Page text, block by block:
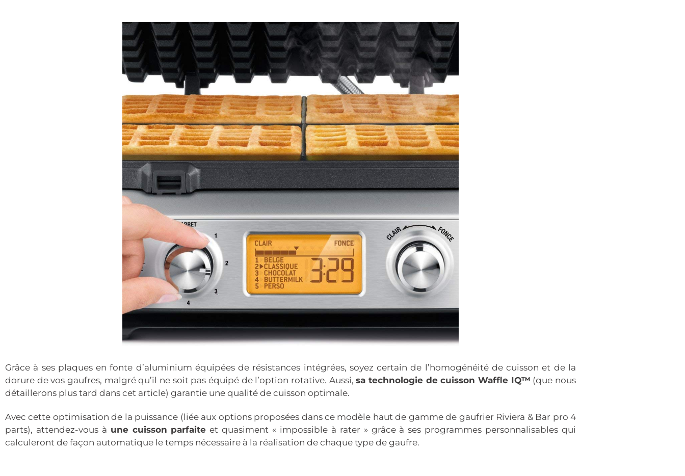
Grâce à ses plaques en fonte d’aluminium équipées de résistances intégrées, soyez certain de l’homogénéité de cuisson et de la
dorure de vos gaufres, malgré qu’il ne soit pas équipé de l’option rotative. Aussi,sa technologie de cuisson Waffle IQ™ (que nous
détaillerons plus tard dans cet article) garantie une qualité de cuisson optimale.
Avec cette optimisation de la puissance (liée aux options proposées dans ce modèle haut de gamme de gaufrier Riviera & Bar pro 4
parts), attendez-vous à une cuisson parfaite et quasiment « impossible à rater » grâce à ses programmes personnalisables qui
calculeront de façon automatique le temps nécessaire à la réalisation de chaque type de gaufre.